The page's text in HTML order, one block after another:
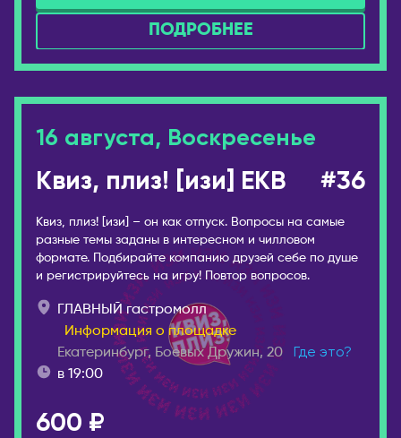
АВСТРИЯ
Вена
Баку
АРГЕНТИНА
ЧЕХИЯ
Прага
ШВЕЙЦАРИЯ
Лозанна
ПОДРОБНЕЕ
16 августа, Воскресенье
Квиз, плиз! [изи] EKB #36
Квиз, плиз! [изи] – он как отпуск. Вопросы на самые
разные темы заданы в интересном и чилловом
формате. Подбирайте компанию друзей себе по душе
и регистрируйтесь на игру! Повтор вопросов.
ГЛАВНЫЙ гастромолл
Информация о площадке
Екатеринбург, Боевых Дружин, 20
Где это?
в 19:00
600 ₽